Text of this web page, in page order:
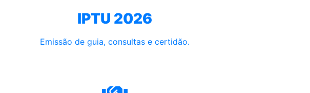
IPTU 2026
Emissão de guia, consultas e certidão.